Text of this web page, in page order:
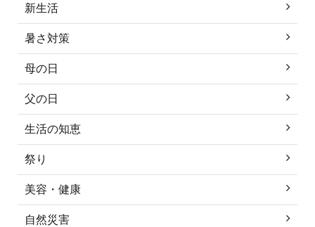
新生活
暑さ対策
母の日
父の日
生活の知恵
祭り
美容・健康
自然災害